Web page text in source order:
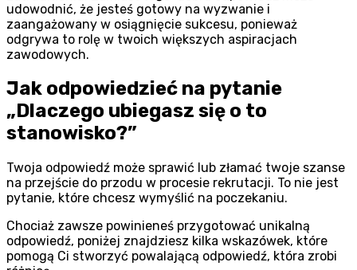
udowodnić, że jesteś gotowy na wyzwanie i
zaangażowany w osiągnięcie sukcesu, ponieważ
odgrywa to rolę w twoich większych aspiracjach
zawodowych.
Jak odpowiedzieć na pytanie
„Dlaczego ubiegasz się o to
stanowisko?”
Twoja odpowiedź może sprawić lub złamać twoje szanse
na przejście do przodu w procesie rekrutacji. To nie jest
pytanie, które chcesz wymyślić na poczekaniu.
Chociaż zawsze powinieneś przygotować unikalną
odpowiedź, poniżej znajdziesz kilka wskazówek, które
pomogą Ci stworzyć powalającą odpowiedź, która zrobi